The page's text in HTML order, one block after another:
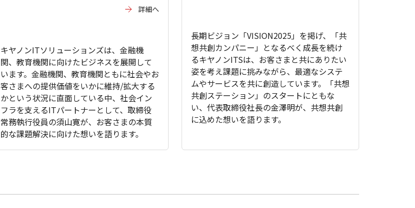
詳細へ
キヤノンITソリューションズは、金融機
関、教育機関に向けたビジネスを展開して
います。金融機関、教育機関ともに社会やお
客さまへの提供価値をいかに維持/拡大する
かという状況に直面している中、社会イン
フラを支えるITパートナーとして、取締役
常務執行役員の須山寛が、お客さまの本質
的な課題解決に向けた想いを語ります。
長期ビジョン「VISION2025」を掲げ、「共
想共創カンパニー」となるべく成長を続け
るキヤノンITSは、お客さまと共にありたい
姿を考え課題に挑みながら、最適なシステ
ムやサービスを共に創造しています。「共想
共創ステーション」のスタートにともな
い、代表取締役社長の金澤明が、共想共創
に込めた想いを語ります。